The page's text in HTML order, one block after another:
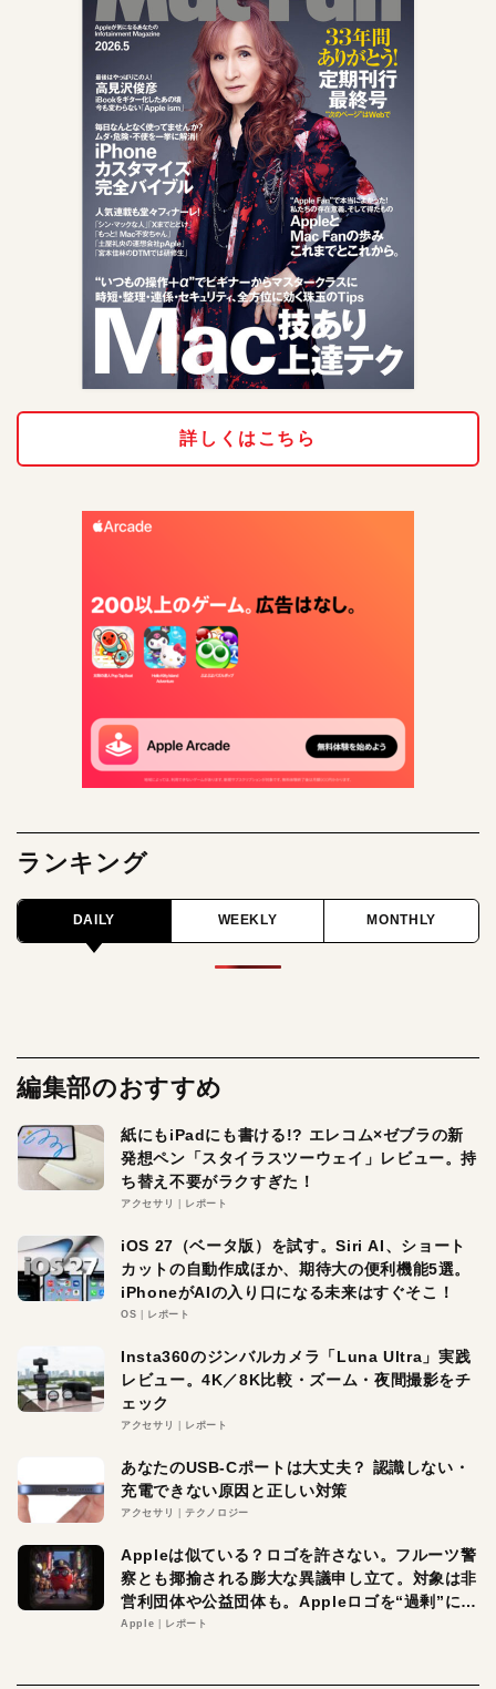
詳しくはこちら
ランキング
DAILY WEEKLY MONTHLY
編集部のおすすめ
紙にもiPadにも書ける!? エレコム×ゼブラの新
発想ペン「スタイラスツーウェイ」レビュー。持
ち替え不要がラクすぎた！
アクセサリ レポート
iOS 27（ベータ版）を試す。Siri AI、ショート
カットの自動作成ほか、期待大の便利機能5選。
iPhoneがAIの入り口になる未来はすぐそこ！
OS レポート
Insta360のジンバルカメラ「Luna Ultra」実践
レビュー。4K／8K比較・ズーム・夜間撮影をチ
ェック
アクセサリ レポート
あなたのUSB-Cポートは大丈夫？ 認識しない・
充電できない原因と正しい対策
アクセサリ テクノロジー
Appleは似ている？ロゴを許さない。フルーツ警
察とも揶揄される膨大な異議申し立て。対象は非
営利団体や公益団体も。Appleロゴを“過剰”に守
る理由とは
Apple レポート